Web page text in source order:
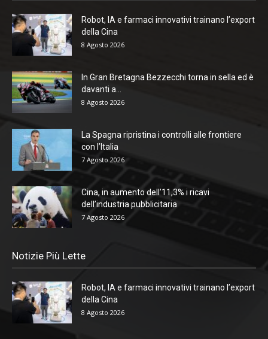
Robot, IA e farmaci innovativi trainano l’export
della Cina
8 Agosto 2026
In Gran Bretagna Bezzecchi torna in sella ed è
davanti a...
8 Agosto 2026
La Spagna ripristina i controlli alle frontiere
con l’Italia
7 Agosto 2026
Cina, in aumento dell’11,3% i ricavi
dell’industria pubblicitaria
7 Agosto 2026
Notizie Più Lette
Robot, IA e farmaci innovativi trainano l’export
della Cina
8 Agosto 2026